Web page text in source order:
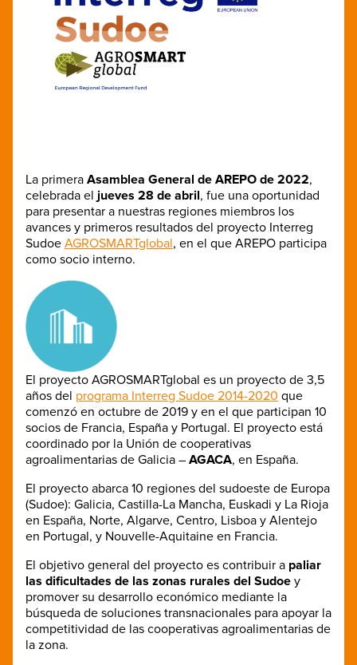
La primera Asamblea General de AREPO de 2022,
celebrada el jueves 28 de abril, fue una oportunidad
para presentar a nuestras regiones miembros los
avances y primeros resultados del proyecto Interreg
Sudoe AGROSMARTglobal, en el que AREPO participa
como socio interno.
El proyecto AGROSMARTglobal es un proyecto de 3,5
años del programa Interreg Sudoe 2014-2020 que
comenzó en octubre de 2019 y en el que participan 10
socios de Francia, España y Portugal. El proyecto está
coordinado por la Unión de cooperativas
agroalimentarias de Galicia – AGACA, en España.
El proyecto abarca 10 regiones del sudoeste de Europa
(Sudoe): Galicia, Castilla-La Mancha, Euskadi y La Rioja
en España, Norte, Algarve, Centro, Lisboa y Alentejo
en Portugal, y Nouvelle-Aquitaine en Francia.
El objetivo general del proyecto es contribuir a paliar
las dificultades de las zonas rurales del Sudoe y
promover su desarrollo económico mediante la
búsqueda de soluciones transnacionales para apoyar la
competitividad de las cooperativas agroalimentarias de
la zona.